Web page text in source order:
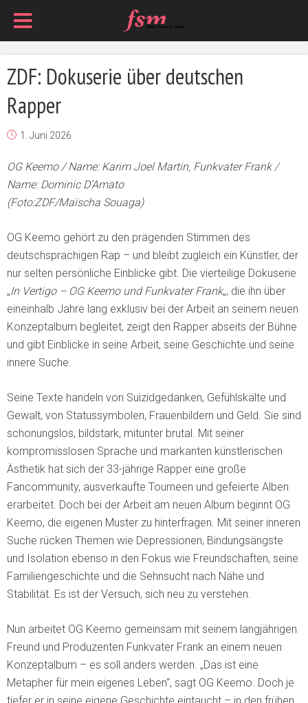
ZDF: Dokuserie über deutschen
Rapper
1. Juni 2026
OG Keemo / Name: Karim Joel Martin, Funkvater Frank /
Name: Dominic D’Amato
(Foto:ZDF/Maïscha Souaga)
OG Keemo gehört zu den prägenden Stimmen des
deutschsprachigen Rap – und bleibt zugleich ein Künstler, der
nur selten persönliche Einblicke gibt. Die vierteilige Dokuserie
„In Vertigo – OG Keemo und Funkvater Frank„, die ihn über
eineinhalb Jahre lang exklusiv bei der Arbeit an seinem neuen
Konzeptalbum begleitet, zeigt den Rapper abseits der Bühne
und gibt Einblicke in seine Arbeit, seine Geschichte und seine
innere Suche.
Seine Texte handeln von Suizidgedanken, Gefühlskälte und
Gewalt, von Statussymbolen, Frauenbildern und Geld. Sie sind
schonungslos, bildstark, mitunter brutal. Mit seiner
kompromisslosen Sprache und markanten künstlerischen
Ästhetik hat sich der 33-jährige Rapper eine große
Fancommunity, ausverkaufte Tourneen und gefeierte Alben
erarbeitet. Doch bei der Arbeit am neuen Album beginnt OG
Keemo, die eigenen Muster zu hinterfragen. Mit seiner inneren
Suche rücken Themen wie Depressionen, Bindungsängste
und Isolation ebenso in den Fokus wie Freundschaften, seine
Familiengeschichte und die Sehnsucht nach Nähe und
Stabilität. Es ist der Versuch, sich neu zu verstehen.
Nun arbeitet OG Keemo gemeinsam mit seinem langjährigen
Freund und Produzenten Funkvater Frank an einem neuen
Konzeptalbum – es soll anders werden. „Das ist eine
Metapher für mein eigenes Leben“, sagt OG Keemo. Doch je